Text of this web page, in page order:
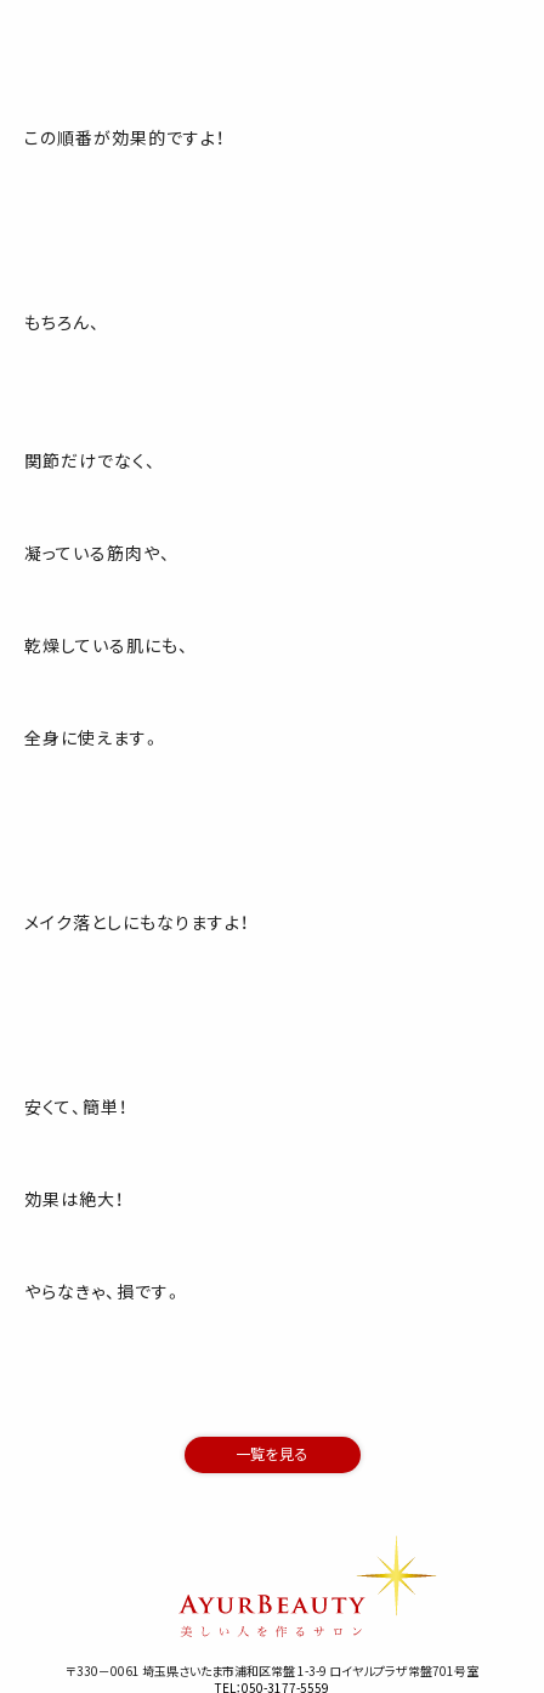
この順番が効果的ですよ！
もちろん、
関節だけでなく、
凝っている筋肉や、
乾燥している肌にも、
全身に使えます。
メイク落としにもなりますよ！
安くて、簡単！
効果は絶大！
やらなきゃ、損です。
一覧を見る
〒330－0061 埼玉県さいたま市浦和区常盤 1-3-9 ロイヤルプラザ常盤701号室
TEL：050-3177-5559